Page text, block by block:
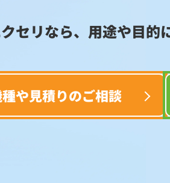
セリなら、用途や目的
や見積りのご相談